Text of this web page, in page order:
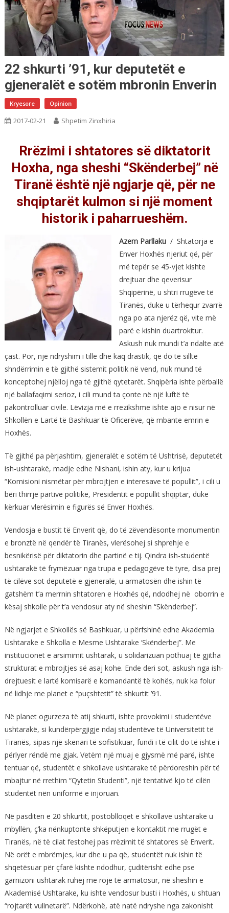
22 shkurti ’91, kur deputetët e
gjeneralët e sotëm mbronin Enverin
Kryesore Opinion
2017-02-21 Shpetim Zinxhiria
Rrëzimi i shtatores së diktatorit
Hoxha, nga sheshi “Skënderbej” në
Tiranë është një ngjarje që, për ne
shqiptarët kulmon si një moment
historik i paharrueshëm.
Azem Parllaku/ Shtatorja e
Enver Hoxhës njeriut që, për
më tepër se 45-vjet kishte
drejtuar dhe qeverisur
Shqipërinë, u shtri rrugëve të
Tiranës, duke u tërhequr zvarrë
nga po ata njerëz që, vite më
parë e kishin duartrokitur.
Askush nuk mundi t’a ndalte atë
çast. Por, një ndryshim i tillë dhe kaq drastik, që do të sillte
shndërrimin e të gjithë sistemit politik në vend, nuk mund të
konceptohej njëlloj nga të gjithë qytetarët. Shqipëria ishte përballë
një ballafaqimi serioz, i cili mund ta çonte në një luftë të
pakontrolluar civile. Lëvizja më e rrezikshme ishte ajo e nisur në
Shkollën e Lartë të Bashkuar të Oficerëve, që mbante emrin e
Hoxhës.
Të gjithë pa përjashtim, gjeneralët e sotëm të Ushtrisë, deputetët
ish-ushtarakë, madje edhe Nishani, ishin aty, kur u krijua
“Komisioni nismëtar për mbrojtjen e interesave të popullit”, i cili u
bëri thirrje partive politike, Presidentit e popullit shqiptar, duke
kërkuar vlerësimin e figurës së Enver Hoxhës.
Vendosja e bustit të Enverit që, do të zëvendësonte monumentin
e bronztë në qendër të Tiranës, vlerësohej si shprehje e
besnikërisë për diktatorin dhe partinë e tij. Qindra ish-studentë
ushtarakë të frymëzuar nga trupa e pedagogëve të tyre, disa prej
të cilëve sot deputetë e gjeneralë, u armatosën dhe ishin të
gatshëm t’a merrnin shtatoren e Hoxhës që, ndodhej në oborrin e
kësaj shkolle për t’a vendosur aty në sheshin “Skënderbej”.
Në ngjarjet e Shkollës së Bashkuar, u përfshinë edhe Akademia
Ushtarake e Shkolla e Mesme Ushtarake ‘Skënderbej”. Me
institucionet e arsimimit ushtarak, u solidarizuan pothuaj të gjitha
strukturat e mbrojtjes së asaj kohe. Ende deri sot, askush nga ish-
drejtuesit e lartë komisarë e komandantë të kohës, nuk ka folur
në lidhje me planet e “puçshtetit” të shkurtit ’91.
Në planet ogurzeza të atij shkurti, ishte provokimi i studentëve
ushtarakë, si kundërpërgjigje ndaj studentëve të Universitetit të
Tiranës, sipas një skenari të sofistikuar, fundi i të cilit do të ishte i
përlyer rëndë me gjak. Vetëm një muaj e gjysmë më parë, ishte
tentuar që, studentët e shkollave ushtarake të përdoreshin për të
mbajtur në rrethim “Qytetin Studenti”, një tentativë kjo të cilën
studentët nën uniformë e injoruan.
Në pasditen e 20 shkurtit, postoblloqet e shkollave ushtarake u
mbyllën, ç’ka nënkuptonte shkëputjen e kontaktit me rrugët e
Tiranës, në të cilat festohej pas rrëzimit të shtatores së Enverit.
Në orët e mbrëmjes, kur dhe u pa që, studentët nuk ishin të
shqetësuar për çfarë kishte ndodhur, çuditërisht edhe pse
garnizoni ushtarak ruhej me roje të armatosur, në sheshin e
Akademisë Ushtarake, ku ishte vendosur busti i Hoxhës, u shtuan
“rojtarët vullnetarë”. Ndërkohë, atë natë ndryshe nga zakonisht